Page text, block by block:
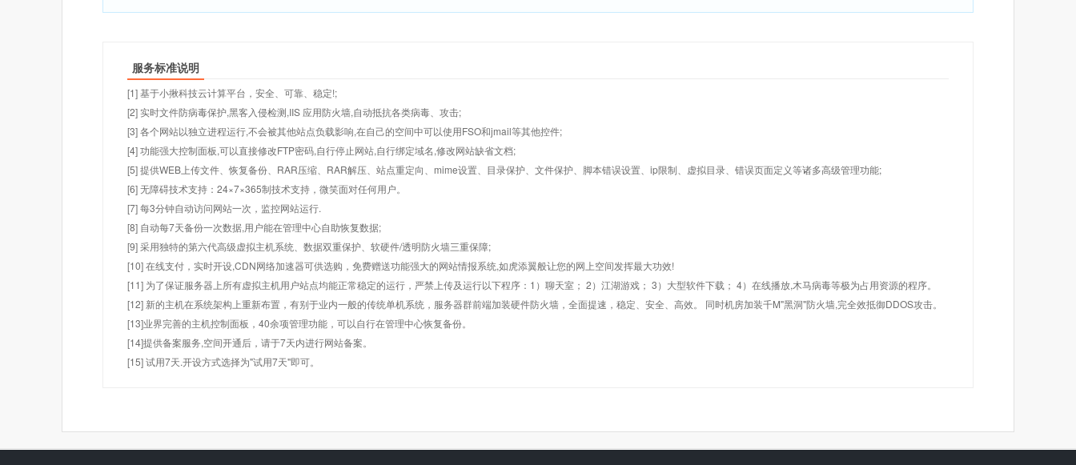
服务标准说明
[1] 基于小揪科技云计算平台，安全、可靠、稳定!;
[2] 实时文件防病毒保护,黑客入侵检测,IIS 应用防火墙,自动抵抗各类病毒、攻击;
[3] 各个网站以独立进程运行,不会被其他站点负载影响,在自己的空间中可以使用FSO和jmail等其他控件;
[4] 功能强大控制面板,可以直接修改FTP密码,自行停止网站,自行绑定域名,修改网站缺省文档;
[5] 提供WEB上传文件、恢复备份、RAR压缩、RAR解压、站点重定向、mime设置、目录保护、文件保护、脚本错误设置、ip限制、虚拟目录、错误页面定义等诸多高级管理功能;
[6] 无障碍技术支持：24×7×365制技术支持，微笑面对任何用户。
[7] 每3分钟自动访问网站一次，监控网站运行.
[8] 自动每7天备份一次数据,用户能在管理中心自助恢复数据;
[9] 采用独特的第六代高级虚拟主机系统、数据双重保护、软硬件/透明防火墙三重保障;
[10] 在线支付，实时开设,CDN网络加速器可供选购，免费赠送功能强大的网站情报系统,如虎添翼般让您的网上空间发挥最大功效!
[11] 为了保证服务器上所有虚拟主机用户站点均能正常稳定的运行，严禁上传及运行以下程序：1）聊天室； 2）江湖游戏； 3）大型软件下载； 4）在线播放,木马病毒等极为占用资源的程序。
[12] 新的主机在系统架构上重新布置，有别于业内一般的传统单机系统，服务器群前端加装硬件防火墙，全面提速，稳定、安全、高效。 同时机房加装千M"黑洞"防火墙,完全效抵御DDOS攻击。
[13]业界完善的主机控制面板，40余项管理功能，可以自行在管理中心恢复备份。
[14]提供备案服务,空间开通后，请于7天内进行网站备案。
[15] 试用7天.开设方式选择为"试用7天"即可。